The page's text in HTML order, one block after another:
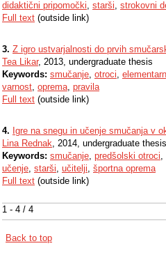
1 - 4 / 4
didaktični pripomočki, starši, strokovni
Full text (outside link)
3. Z igro ustvarjalnosti do prvih
Tea Likar, 2013, undergraduate thesis
Keywords: smučanje, otroci,
varnost, oprema, pravila
Full text (outside link)
4. Igre na snegu in učenje smučanja v
Lina Rednak, 2014, undergraduate thesis
Keywords: smučanje, predšolski otroci,
učenje, starši, učitelji, športna oprema
Full text (outside link)
Back to top